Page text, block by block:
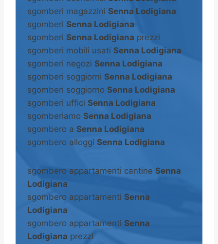
sgomberi magazzini Senna Lodigiana
sgomberi Senna Lodigiana
sgomberi Senna Lodigiana prezzi
sgomberi mobili usati Senna Lodigiana
sgomberi negozi Senna Lodigiana
sgomberi soggiorni Senna Lodigiana
sgomberi soggiorno Senna Lodigiana
sgomberi uffici Senna Lodigiana
sgomberiamo Senna Lodigiana
sgombero a Senna Lodigiana
sgombero alloggi Senna Lodigiana
sgombero appartamenti cantine Senna
Lodigiana
sgombero appartamenti Senna
Lodigiana
sgombero appartamenti Senna
Lodigiana prezzi